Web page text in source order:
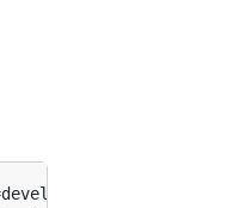
development --namespace